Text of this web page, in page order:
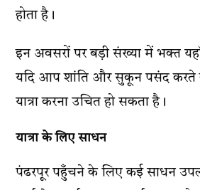
होता है।
इन अवसरों पर बड़ी संख्या में भक्त
यदि आप शांति और सुकून पसंद करते
यात्रा करना उचित हो सकता है।
यात्रा के लिए साधन
पंढरपूर पहुँचने के लिए कई साधन